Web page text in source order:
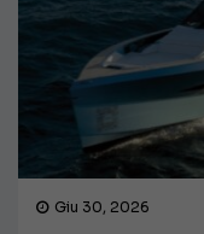
Giu 30, 2026